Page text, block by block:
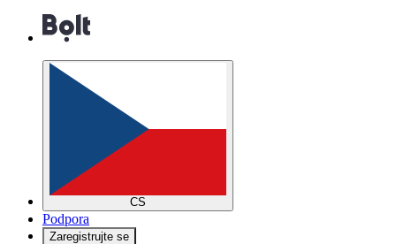
CS
Podpora
Zaregistrujte se